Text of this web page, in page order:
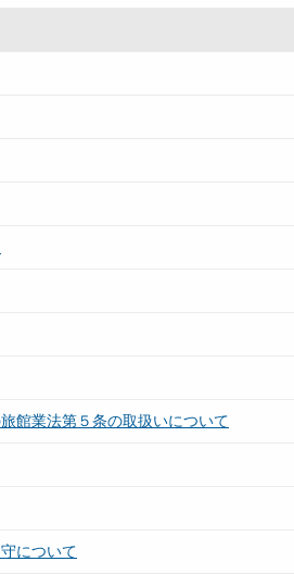
館業法第５条の取扱いについて
について